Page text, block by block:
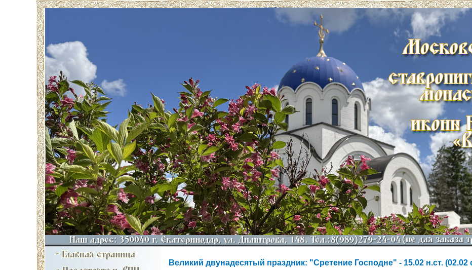
Великий двунадесятый праздник: "Сретение Господне" - 15.02 н.ст. (02.02